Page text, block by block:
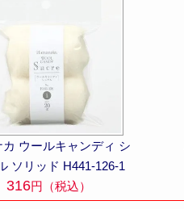
カ ウールキャンディ シ
ソリッド H441-126-1
316円（税込）